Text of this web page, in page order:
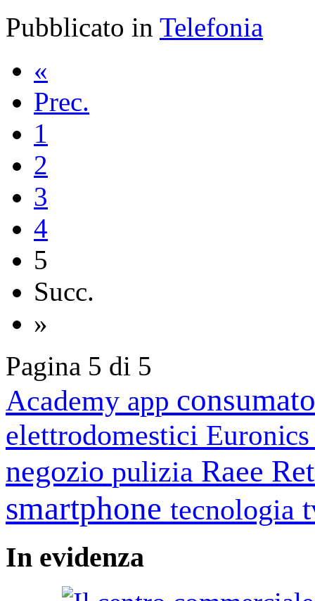
Pubblicato in Telefonia
«
Prec.
1
2
3
4
5
Succ.
»
Pagina 5 di 5
Academy app
elettrodomestici
negozio pulizia Raee
smartphone tecnologia
In evidenza